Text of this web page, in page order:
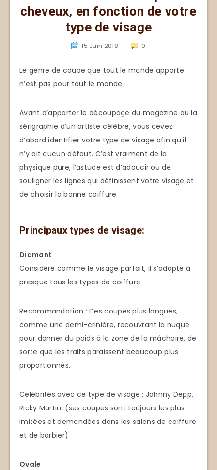
cheveux, en fonction de votre
type de visage
15 Juin 2018 0
Le genre de coupe que tout le monde apporte
n’est pas pour tout le monde.
Avant d’apporter le découpage du magazine ou la
sérigraphie d’un artiste célèbre, vous devez
d’abord identifier votre type de visage afin qu’il
n’y ait aucun défaut. C’est vraiment de la
physique pure, l’astuce est d’adoucir ou de
souligner les lignes qui définissent votre visage et
de choisir la bonne coiffure.
Principaux types de visage:
Diamant
Considéré comme le visage parfait, il s’adapte à
presque tous les types de coiffure.
Recommandation : Des coupes plus longues,
comme une demi-crinière, recouvrant la nuque
pour donner du poids à la zone de la mâchoire, de
sorte que les traits paraissent beaucoup plus
proportionnés.
Célébrités avec ce type de visage : Johnny Depp,
Ricky Martin, (ses coupes sont toujours les plus
imitées et demandées dans les salons de coiffure
et de barbier).
Ovale